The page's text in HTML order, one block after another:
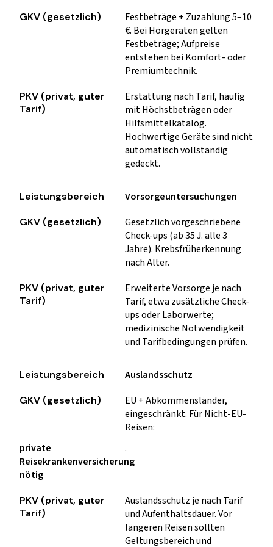
Festbeträge + Zuzahlung 5–10
€. Bei Hörgeräten gelten
Festbeträge; Aufpreise
entstehen bei Komfort- oder
Premiumtechnik.
Erstattung nach Tarif, häufig
mit Höchstbeträgen oder
Hilfsmittelkatalog.
Hochwertige Geräte sind nicht
automatisch vollständig
gedeckt.
Vorsorgeuntersuchungen
Gesetzlich vorgeschriebene
Check-ups (ab 35 J. alle 3
Jahre). Krebsfrüherkennung
nach Alter.
Erweiterte Vorsorge je nach
Tarif, etwa zusätzliche Check-
ups oder Laborwerte;
medizinische Notwendigkeit
und Tarifbedingungen prüfen.
Auslandsschutz
EU + Abkommensländer,
eingeschränkt. Für Nicht-EU-
Reisen:
private
Reisekrankenversicherung
nötig
.
Auslandsschutz je nach Tarif
und Aufenthaltsdauer. Vor
längeren Reisen sollten
Geltungsbereich und